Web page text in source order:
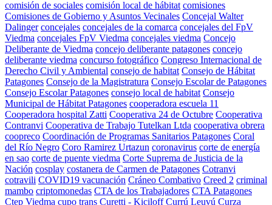
comisión de sociales comisión local de hábitat comisiones
Comisiones de Gobierno y Asuntos Vecinales Concejal Walter
Dalinger concejales concejales de la comarca concejales del FpV
Viedma concejales FpV Viedma concejales viedma Concejo
Deliberante de Viedma concejo deliberante patagones concejo
deliberante viedma concurso fotográfico Congreso Internacional de
Derecho Civil y Ambiental consejo de habitat Consejo de Hábitat
Patagones Consejo de la Magistratura Consejo Escolar de Patagones
Consejo Escolar Patagones consejo local de habitat Consejo
Municipal de Hábitat Patagones cooperadora escuela 11
Cooperadora hospital Zatti Cooperativa 24 de Octubre Cooperativa
Contranvi Cooperativa de Trabajo Tutelkan Ltda cooperativa obrera
coopreco Coordinación de Programas Sanitarios Patagones Coral
del Río Negro Coro Ramirez Urtazun coronavirus corte de energía
en sao corte de puente viedma Corte Suprema de Justicia de la
Nación cosplay costanera de Carmen de Patagones Cotranvi
cotravili COVID19 vacunación Cráneo Combativo Creed 2 criminal
mambo criptomonedas CTA de los Trabajadores CTA Patagones
Ctep Viedma cupo trans Curetti - Kiciloff Currú Leuvú Curza